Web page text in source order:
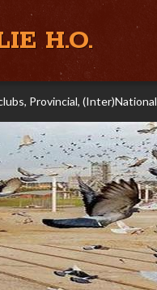
H.O.
Provincial, (Inter)National